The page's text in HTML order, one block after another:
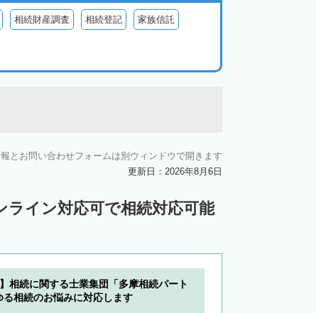
相続財産調査 相続登記 家族信託
とお問い合わせフォームは別ウィンドウで開きます
更新日：2026年8月6日
ライン対応可で相続対応可能
相続に関する士業集団「多摩相続パート
る相続のお悩みに対応します